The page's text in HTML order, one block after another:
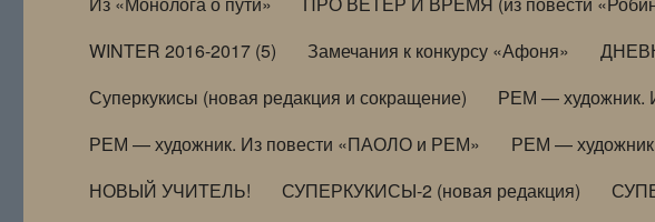
WINTER 2016-2017 (5)
Замечания к конкурсу «Афоня»
Суперкукисы (новая редакция и сокращение)
РЕМ — художник.
РЕМ — художник. Из повести «ПАОЛО и РЕМ»
РЕМ —
НОВЫЙ УЧИТЕЛЬ!
СУПЕРКУКИСЫ-2 (новая редакция)